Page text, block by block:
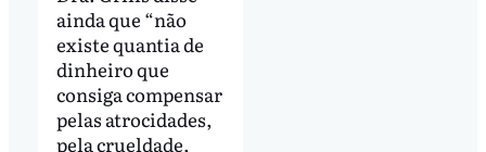
ainda que “não
existe quantia de
dinheiro que
consiga compensar
pelas atrocidades,
pela crueldade,